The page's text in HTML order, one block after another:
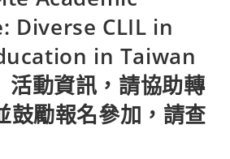
Diverse CLIL in
in Taiwan
動資訊，請協助轉
鼓勵報名參加，請查